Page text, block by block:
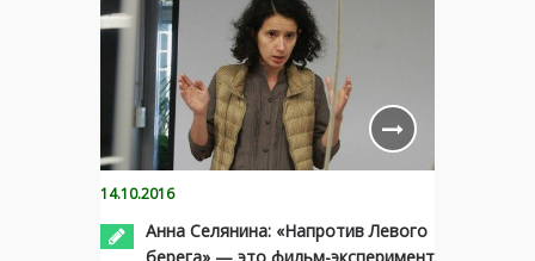
14.10.2016
Анна Селянина: «Напротив Левого